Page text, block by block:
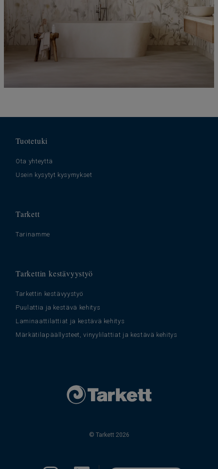
Tuotetuki
Ota yhteyttä
Usein kysytyt kysymykset
Tarkett
Tarinamme
Tarkettin kestävyystyö
Tarkettin kestävyystyö
Puulattia ja kestävä kehitys
Laminaattilattiat ja kestävä kehitys
Märkätilapäällysteet, vinyylilattiat ja kestävä kehitys
© Tarkett 2026